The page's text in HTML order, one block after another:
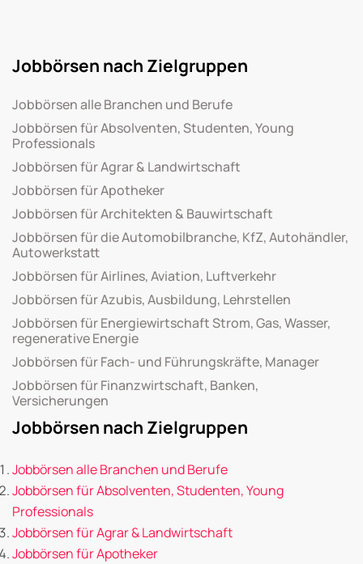
Jobbörsen nach Zielgruppen
Jobbörsen alle Branchen und Berufe
Jobbörsen für Absolventen, Studenten, Young
Professionals
Jobbörsen für Agrar & Landwirtschaft
Jobbörsen für Apotheker
Jobbörsen für Architekten & Bauwirtschaft
Jobbörsen für die Automobilbranche, KfZ, Autohändler,
Autowerkstatt
Jobbörsen für Airlines, Aviation, Luftverkehr
Jobbörsen für Azubis, Ausbildung, Lehrstellen
Jobbörsen für Energiewirtschaft Strom, Gas, Wasser,
regenerative Energie
Jobbörsen für Fach- und Führungskräfte, Manager
Jobbörsen für Finanzwirtschaft, Banken,
Versicherungen
Jobbörsen nach Zielgruppen
Jobbörsen alle Branchen und Berufe
Jobbörsen für Absolventen, Studenten, Young
Professionals
Jobbörsen für Agrar & Landwirtschaft
Jobbörsen für Apotheker